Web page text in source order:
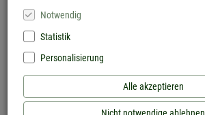
Notwendig
Statistik
Personalisierung
Alle akzeptieren